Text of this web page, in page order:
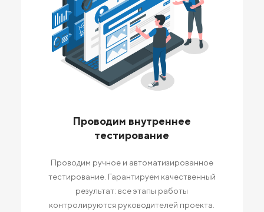
Проводим внутреннее
тестирование
Проводим ручное и автоматизированное
тестирование. Гарантируем качественный
результат: все этапы работы
контролируются руководителей проекта.